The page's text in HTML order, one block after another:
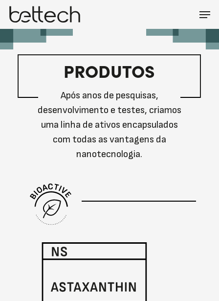
Skip
content
Menu
PRODUTOS
Após anos de pesquisas,
desenvolvimento e testes, criamos
uma linha de ativos encapsulados
com todas as vantagens da
nanotecnologia.